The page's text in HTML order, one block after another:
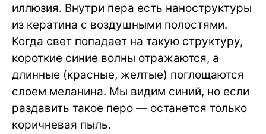
иллюзия. Внутри пера есть наноструктуры
из кератина с воздушными полостями.
Когда свет попадает на такую структуру,
короткие синие волны отражаются, а
длинные (красные, желтые) поглощаются
слоем меланина. Мы видим синий, но если
раздавить такое перо — останется только
коричневая пыль.